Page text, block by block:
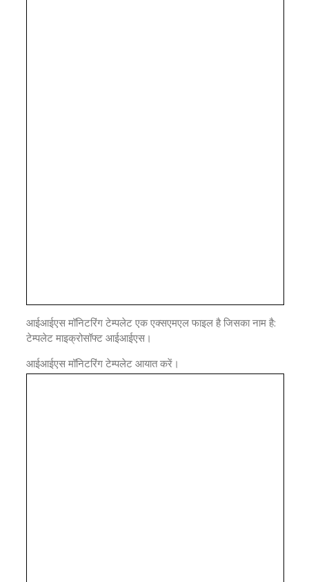
आईआईएस मॉनिटरिंग टेम्पलेट एक एक्सएमएल फाइल है जिसका नाम है:
टेम्पलेट माइक्रोसॉफ्ट आईआईएस।
आईआईएस मॉनिटरिंग टेम्पलेट आयात करें।